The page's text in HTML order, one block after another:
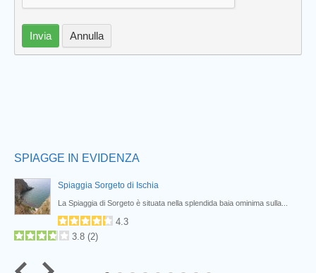
Invia Annulla
SPIAGGE IN EVIDENZA
Spiaggia Sorgeto di Ischia
La Spiaggia di Sorgeto è situata nella splendida baia ominima sulla...
4.3
3.8 (2)